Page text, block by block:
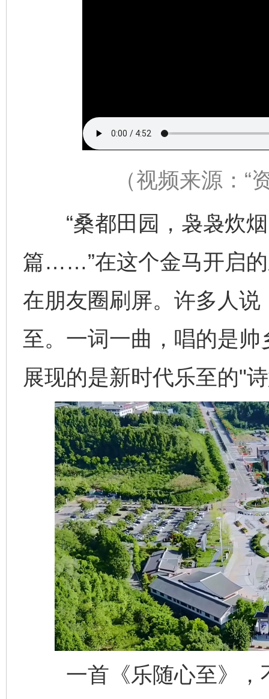
（视频来源： “
“桑都田园，袅袅炊
篇……”在这个金马开启
在朋友圈刷屏。许多人
至。一词一曲，唱的是
展现的是新时代乐至的"
一首《乐随心至》，